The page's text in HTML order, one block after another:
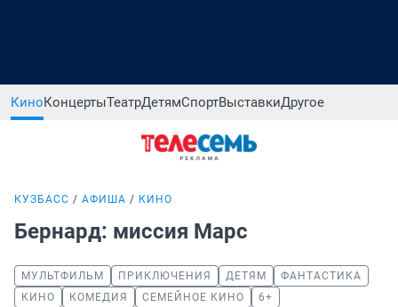
КиноКонцертыТеатрДетямСпортВыставкиДругое
КУЗБАСС АФИША КИНО
Бернард: миссия Марс
МУЛЬТФИЛЬМ ПРИКЛЮЧЕНИЯ ДЕТЯМ
ФАНТАСТИКА
КИНО
КОМЕДИЯ СЕМЕЙНОЕ КИНО 6+